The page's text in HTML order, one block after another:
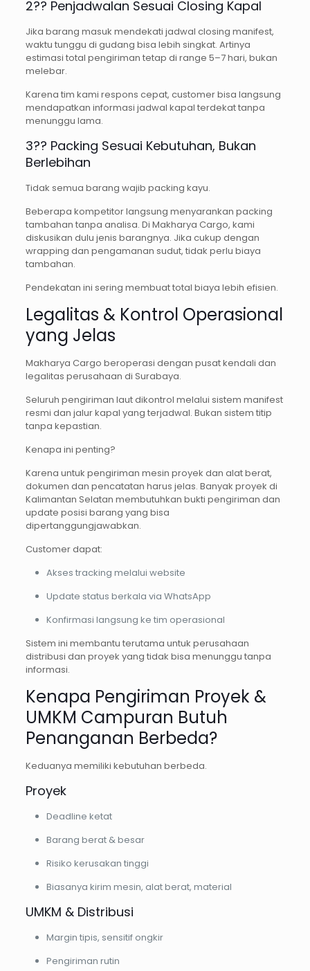
2?? Penjadwalan Sesuai Closing Kapal
Jika barang masuk mendekati jadwal closing manifest,
waktu tunggu di gudang bisa lebih singkat. Artinya
estimasi total pengiriman tetap di range 5–7 hari, bukan
melebar.
Karena tim kami respons cepat, customer bisa langsung
mendapatkan informasi jadwal kapal terdekat tanpa
menunggu lama.
3?? Packing Sesuai Kebutuhan, Bukan
Berlebihan
Tidak semua barang wajib packing kayu.
Beberapa kompetitor langsung menyarankan packing
tambahan tanpa analisa. Di Makharya Cargo, kami
diskusikan dulu jenis barangnya. Jika cukup dengan
wrapping dan pengamanan sudut, tidak perlu biaya
tambahan.
Pendekatan ini sering membuat total biaya lebih efisien.
Legalitas & Kontrol Operasional
yang Jelas
Makharya Cargo beroperasi dengan pusat kendali dan
legalitas perusahaan di Surabaya.
Seluruh pengiriman laut dikontrol melalui sistem manifest
resmi dan jalur kapal yang terjadwal. Bukan sistem titip
tanpa kepastian.
Kenapa ini penting?
Karena untuk pengiriman mesin proyek dan alat berat,
dokumen dan pencatatan harus jelas. Banyak proyek di
Kalimantan Selatan membutuhkan bukti pengiriman dan
update posisi barang yang bisa
dipertanggungjawabkan.
Customer dapat:
Akses tracking melalui website
Update status berkala via WhatsApp
Konfirmasi langsung ke tim operasional
Sistem ini membantu terutama untuk perusahaan
distribusi dan proyek yang tidak bisa menunggu tanpa
informasi.
Kenapa Pengiriman Proyek &
UMKM Campuran Butuh
Penanganan Berbeda?
Keduanya memiliki kebutuhan berbeda.
Proyek
Deadline ketat
Barang berat & besar
Risiko kerusakan tinggi
Biasanya kirim mesin, alat berat, material
UMKM & Distribusi
Margin tipis, sensitif ongkir
Pengiriman rutin